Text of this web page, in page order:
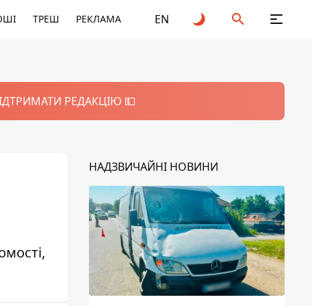
ТРЕШ РЕКЛАМА EN
РЕДАКЦІЮ 💵
НАДЗВИЧАЙНІ НОВИНИ